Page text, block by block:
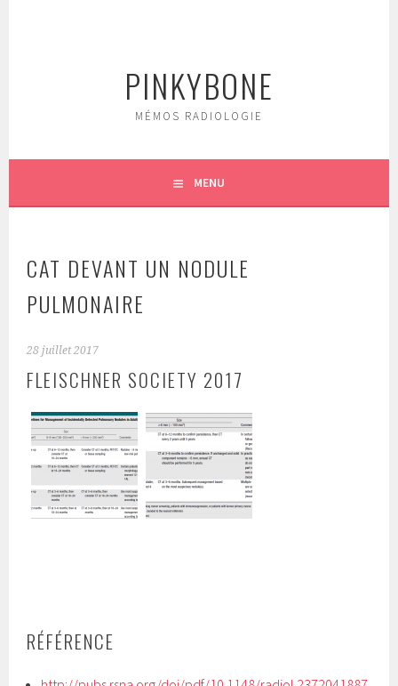
PINKYBONE
MÉMOS RADIOLOGIE
MENU
CAT DEVANT UN NODULE
PULMONAIRE
28 juillet 2017
FLEISCHNER SOCIETY 2017
RÉFÉRENCE